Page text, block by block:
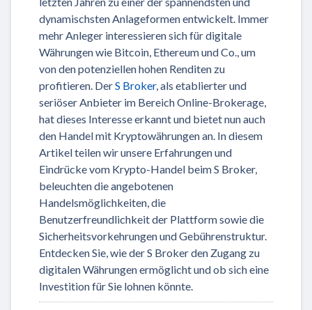
dynamischsten Anlageformen entwickelt. Immer
mehr Anleger interessieren sich für digitale
Währungen wie Bitcoin, Ethereum und Co., um
von den potenziellen hohen Renditen zu
profitieren. DerS Broker, als etablierter und
seriöser Anbieter im Bereich Online-Brokerage,
hat dieses Interesse erkannt und bietet nun auch
den Handel mit Kryptowährungen an. In diesem
Artikel teilen wir unsere Erfahrungen und
Eindrücke vom Krypto-Handel beim S Broker,
beleuchten die angebotenen
Handelsmöglichkeiten, die
Benutzerfreundlichkeit der Plattform sowie die
Sicherheitsvorkehrungen und Gebührenstruktur.
Entdecken Sie, wie der S Broker den Zugang zu
digitalen Währungen ermöglicht und ob sich eine
Investition für Sie lohnen könnte.